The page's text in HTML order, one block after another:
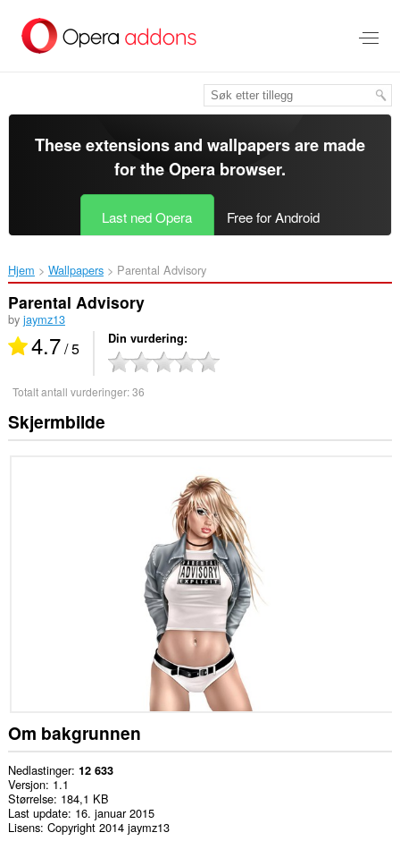
direkte
These extensions and wallpapers are made
for theOpera browser.
Last ned Opera Free for Android
Hjem Wallpapers Parental Advisory‎
Parental Advisory
by jaymz13
4.7/ 5 Din vurdering
Totalt antall vurderinger:36
Skjermbilde
Om bakgrunnen
Nedlastinger 12 633
Versjon 1.1
Størrelse 184,1 KB
Last update 16. januar 2015
Lisens Copyright 2014 jaymz13